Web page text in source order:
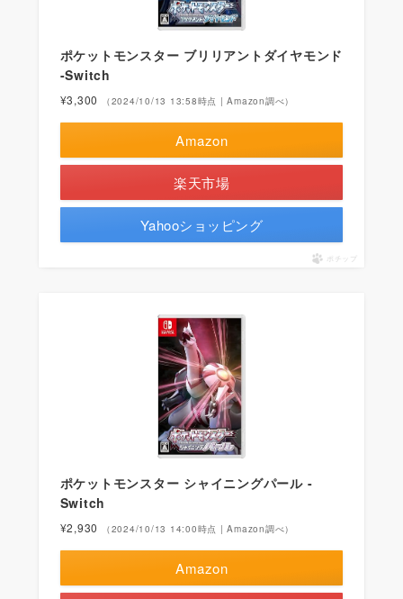
ポケットモンスター ブリリアントダイヤモンド
-Switch
¥3,300 （2024/10/13 13:58時点 | Amazon調べ）
Amazon
楽天市場
Yahooショッピング
ポチップ
ポケットモンスター シャイニングパール -
Switch
¥2,930 （2024/10/13 14:00時点 | Amazon調べ）
Amazon